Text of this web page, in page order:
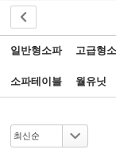
일반형소파 고급형
소파테이블 월유닛